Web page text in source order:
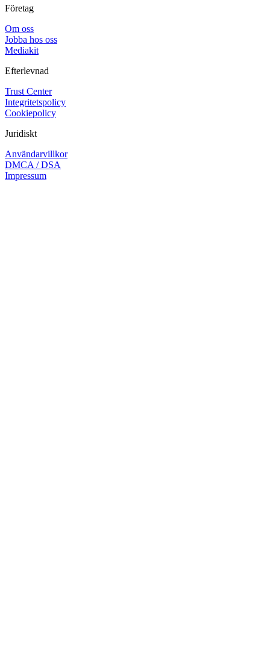
Företag
Om oss
Jobba hos oss
Mediakit
Efterlevnad
Trust Center
Integritetspolicy
Cookiepolicy
Juridiskt
Användarvillkor
DMCA / DSA
Impressum